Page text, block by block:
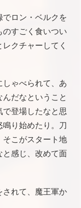
ロン・ベルクを
すごく食いつい
クチャーしてく
ゃべられて、あ
だなということ
登場したなと思
り始めたり。刀
こがスタート地
と感じ、改めて面
れて、魔王軍か